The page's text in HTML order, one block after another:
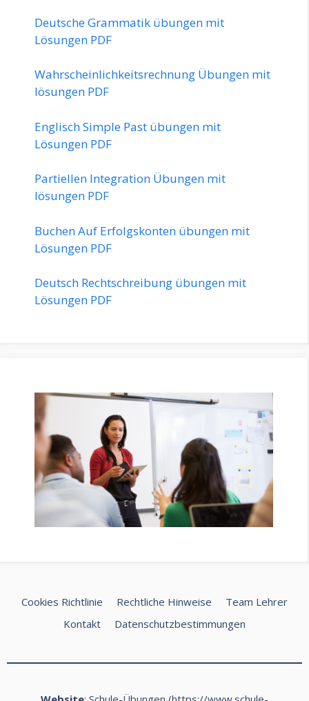
Deutsche Grammatik übungen mit
Lösungen PDF
Wahrscheinlichkeitsrechnung Übungen mit
lösungen PDF
Englisch Simple Past übungen mit
Lösungen PDF
Partiellen Integration Übungen mit
lösungen PDF
Buchen Auf Erfolgskonten übungen mit
Lösungen PDF
Deutsch Rechtschreibung übungen mit
Lösungen PDF
Cookies Richtlinie Rechtliche Hinweise
Team Lehrer
Kontakt
Datenschutzbestimmungen